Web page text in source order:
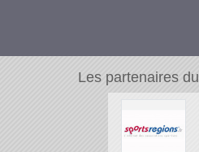
Les partenaires